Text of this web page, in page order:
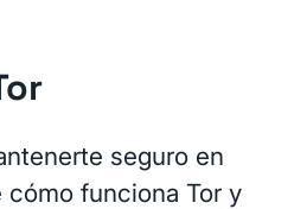
seguro en
cómo funciona Tor y